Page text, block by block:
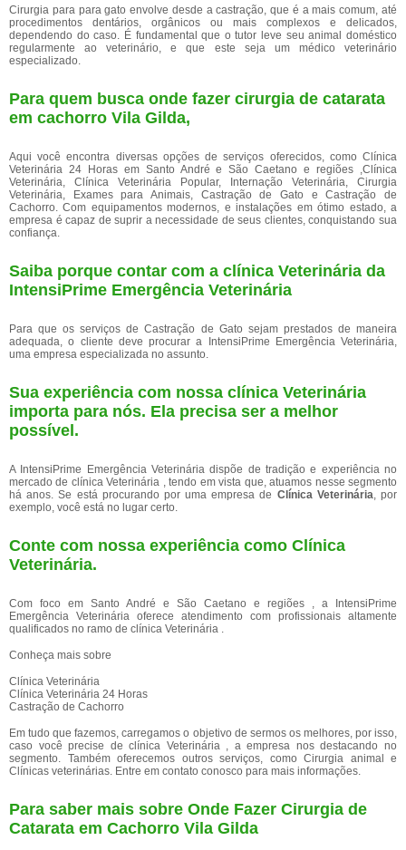
Cirurgia para para gato envolve desde a castração, que é a mais comum, até
procedimentos dentários, orgânicos ou mais complexos e delicados,
dependendo do caso. É fundamental que o tutor leve seu animal doméstico
regularmente ao veterinário, e que este seja um médico veterinário
especializado.
Para quem busca onde fazer cirurgia de catarata
em cachorro Vila Gilda,
Aqui você encontra diversas opções de serviços oferecidos, como Clínica
Veterinária 24 Horas em Santo André e São Caetano e regiões ,Clínica
Veterinária, Clínica Veterinária Popular, Internação Veterinária, Cirurgia
Veterinária, Exames para Animais, Castração de Gato e Castração de
Cachorro. Com equipamentos modernos, e instalações em ótimo estado, a
empresa é capaz de suprir a necessidade de seus clientes, conquistando sua
confiança.
Saiba porque contar com a clínica Veterinária da
IntensiPrime Emergência Veterinária
Para que os serviços de Castração de Gato sejam prestados de maneira
adequada, o cliente deve procurar a IntensiPrime Emergência Veterinária,
uma empresa especializada no assunto.
Sua experiência com nossa clínica Veterinária
importa para nós. Ela precisa ser a melhor
possível.
A IntensiPrime Emergência Veterinária dispõe de tradição e experiência no
mercado de clínica Veterinária , tendo em vista que, atuamos nesse segmento
há anos. Se está procurando por uma empresa de Clínica Veterinária, por
exemplo, você está no lugar certo.
Conte com nossa experiência como Clínica
Veterinária.
Com foco em Santo André e São Caetano e regiões , a IntensiPrime
Emergência Veterinária oferece atendimento com profissionais altamente
qualificados no ramo de clínica Veterinária .
Conheça mais sobre
Clínica Veterinária
Clínica Veterinária 24 Horas
Castração de Cachorro
Em tudo que fazemos, carregamos o objetivo de sermos os melhores, por isso,
caso você precise de clínica Veterinária , a empresa nos destacando no
segmento. Também oferecemos outros serviços, como Cirurgia animal e
Clínicas veterinárias. Entre em contato conosco para mais informações.
Para saber mais sobre Onde Fazer Cirurgia de
Catarata em Cachorro Vila Gilda